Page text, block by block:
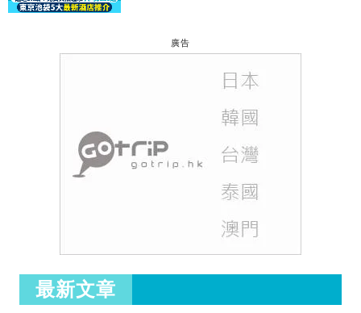
廣告
最新文章